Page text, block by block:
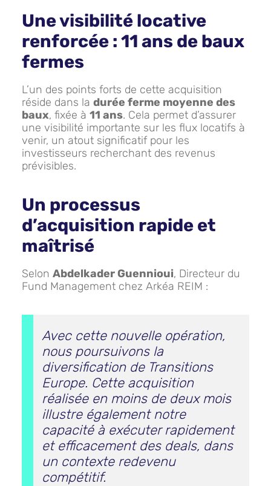
Une visibilité locative
renforcée : 11 ans de baux
fermes
L’un des points forts de cette acquisition
réside dans la durée ferme moyenne des
baux, fixée à 11 ans. Cela permet d’assurer
une visibilité importante sur les flux locatifs à
venir, un atout significatif pour les
investisseurs recherchant des revenus
prévisibles.
Un processus
d’acquisition rapide et
maîtrisé
Selon Abdelkader Guennioui, Directeur du
Fund Management chez Arkéa REIM :
Avec cette nouvelle opération,
nous poursuivons la
diversification de Transitions
Europe. Cette acquisition
réalisée en moins de deux mois
illustre également notre
capacité à exécuter rapidement
et efficacement des deals, dans
un contexte redevenu
compétitif.